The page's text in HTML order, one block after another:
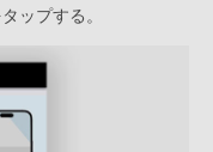
ップする。